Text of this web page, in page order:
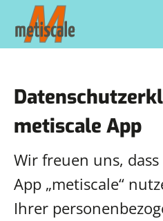
metiscale App
Wir freuen uns,
App „metiscale“
Ihrer